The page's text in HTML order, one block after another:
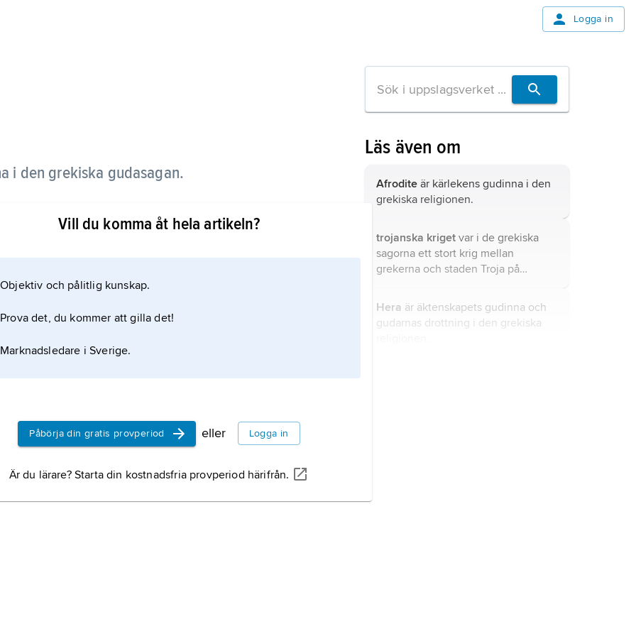
Logga in
i den grekiska gudasagan.
och gift med kung Menelaos av Sparta. Prins
Vill du komma åt hela artikeln?
Objektiv och pålitlig kunskap.
Prova det, du kommer att gilla det!
Marknadsledare i Sverige.
Påbörja din gratis provperiod eller Logga in
Är du lärare? Starta din kostnadsfria provperiod härifrån.
Läs även om
Afrodite är kärlekens gudinna i den
grekiska religionen.
trojanska kriget var i de grekiska
sagorna ett stort krig mellan
grekerna och staden Troja på
Hera är äktenskapets gudinna och
gudarnas drottning i den grekiska